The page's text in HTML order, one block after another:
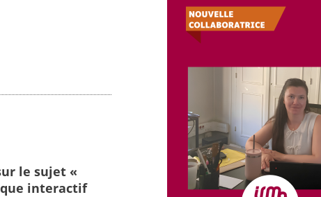
le sujet «
interactif